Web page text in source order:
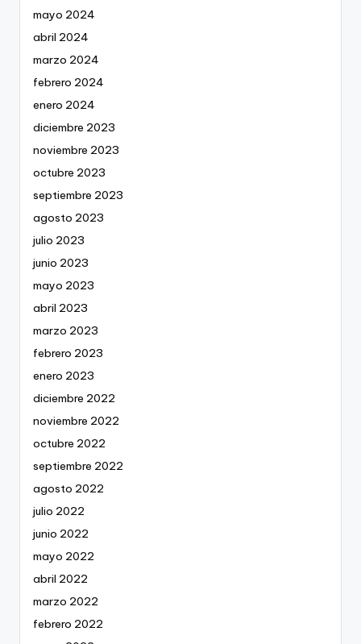
mayo 2024
abril 2024
marzo 2024
febrero 2024
enero 2024
diciembre 2023
noviembre 2023
octubre 2023
septiembre 2023
agosto 2023
julio 2023
junio 2023
mayo 2023
abril 2023
marzo 2023
febrero 2023
enero 2023
diciembre 2022
noviembre 2022
octubre 2022
septiembre 2022
agosto 2022
julio 2022
junio 2022
mayo 2022
abril 2022
marzo 2022
febrero 2022